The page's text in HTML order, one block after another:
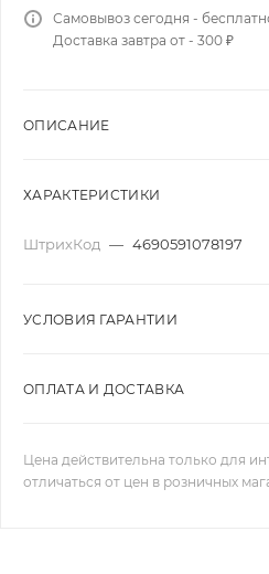
Самовывоз сегодня -
Доставка завтра от - 300 ₽
ОПИСАНИЕ
ХАРАКТЕРИСТИКИ
ШтрихКод — 4690591078197
УСЛОВИЯ ГАРАНТИИ
ОПЛАТА И ДОСТАВКА
Цена действительна только для
отличаться от цен в розничных